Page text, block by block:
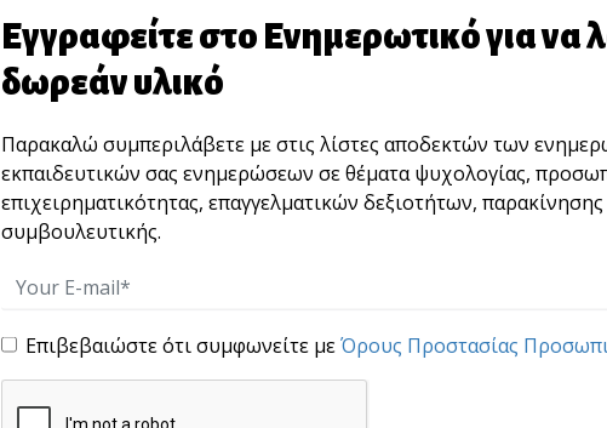
Εγγραφείτε στο Ενημερωτικό για να
δωρεάν υλικό
Παρακαλώ συμπεριλάβετε με στις λίστες αποδεκτών των
εκπαιδευτικών σας ενημερώσεων σε θέματα ψυχολογίας,
επιχειρηματικότητας, επαγγελματικών δεξιοτήτων, παρακίνησης
συμβουλευτικής.
Επιβεβαιώστε ότι συμφωνείτε μεΌρους Προστασίας